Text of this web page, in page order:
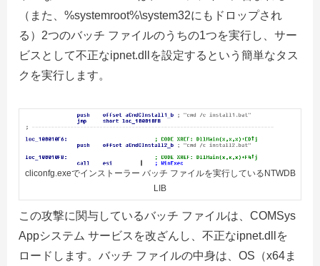
（また、%systemroot%\system32にもドロップされ
る）2つのバッチ ファイルのうちの1つを実行し、サー
ビスとして不正なipnet.dllを設定するという簡単なタス
クを実行します。
cliconfg.exeでインストーラー バッチ ファイルを実行しているNTWDB
LIB
この攻撃に関与しているバッチ ファイルは、COMSys
Appシステム サービスを改ざんし、不正なipnet.dllを
ロードします。バッチ ファイルの中身は、OS（x64ま